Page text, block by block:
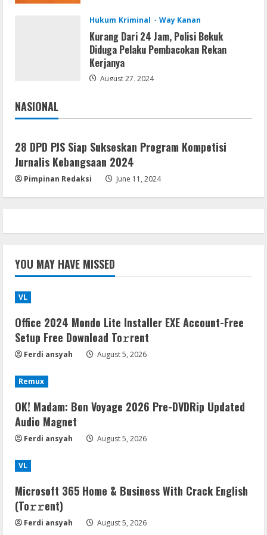
Hukum Kriminal
Way Kanan
Kurang Dari 24 Jam, Polisi Bekuk
Diduga Pelaku Pembacokan Rekan
Kerjanya
August 27, 2024
NASIONAL
Jakarta
28 DPD PJS Siap Sukseskan Program Kompetisi
Jurnalis Kebangsaan 2024
Pimpinan Redaksi June 11, 2024
YOU MAY HAVE MISSED
VL
Office 2024 Mondo Lite Installer EXE Account-Free
Setup Frее Download To𝚛rent
Ferdi ansyah August 5, 2026
Remux
OK! Madam: Bon Voyage 2026 Pre-DVDRip Updated
Audio Magnet
Ferdi ansyah August 5, 2026
VL
Microsoft 365 Home & Business With Crack English
(To𝚛𝚛еnt)
Ferdi ansyah August 5, 2026